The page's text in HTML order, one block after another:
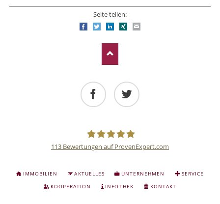
Seite teilen:
FacebookTwitterLinkedIn
Xing
Anlage
113 Bewertungen auf ProvenExpert.com
NAVIGATION
ÜBERSPRINGEN
IMMOBILIEN AKTUELLES UNTERNEHMEN
SERVICE
KOOPERATION
INFOTHEK KONTAKT